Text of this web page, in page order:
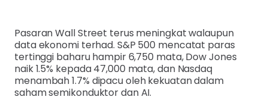
Pasaran Wall Street terus meningkat walaupun
data ekonomi terhad. S&P 500 mencatat paras
tertinggi baharu hampir 6,750 mata, Dow Jones
naik 1.5% kepada 47,000 mata, dan Nasdaq
menambah 1.7% dipacu oleh kekuatan dalam
saham semikonduktor dan AI.